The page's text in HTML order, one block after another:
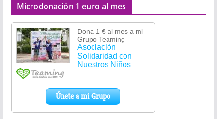
Microdonación 1 euro al mes